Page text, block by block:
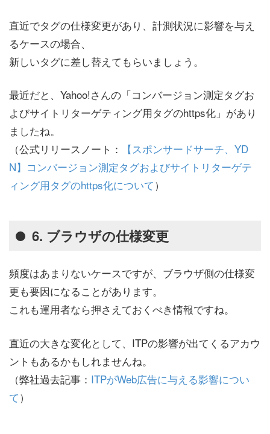
直近でタグの仕様変更があり、計測状況に影響を与え
るケースの場合、
新しいタグに差し替えてもらいましょう。
最近だと、Yahoo!さんの「コンバージョン測定タグお
よびサイトリターゲティング用タグのhttps化」があり
ましたね。
（公式リリースノート：
【スポンサードサーチ、YD
N】コンバージョン測定タグおよびサイトリターゲテ
ィング用タグのhttps化について）
6. ブラウザの仕様変更
頻度はあまりないケースですが、ブラウザ側の仕様変
更も要因になることがあります。
これも運用者なら押さえておくべき情報ですね。
直近の大きな変化として、ITPの影響が出てくるアカウ
ントもあるかもしれませんね。
（弊社過去記事： ITPがWeb広告に与える影響につい
て）